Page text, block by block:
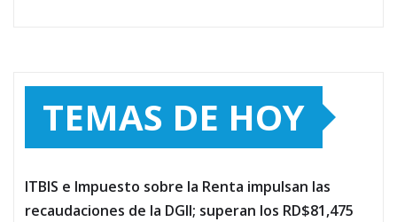
TEMAS DE HOY
ITBIS e Impuesto sobre la Renta impulsan las
recaudaciones de la DGII; superan los RD$81,475